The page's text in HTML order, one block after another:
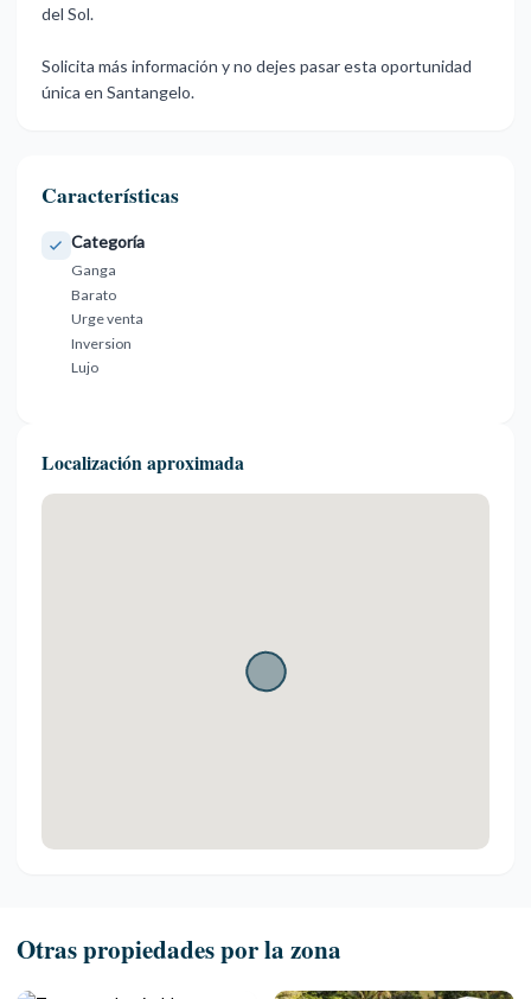
del Sol.
‌Solicita más ‌información y no ‌dejes ‌pasar ‌esta ‌oportunidad
‌única ‌en ‌Santangelo.
Características
Categoría
Ganga
Barato
Urge venta
Inversion
Lujo
Localización aproximada
Otras propiedades por la zona